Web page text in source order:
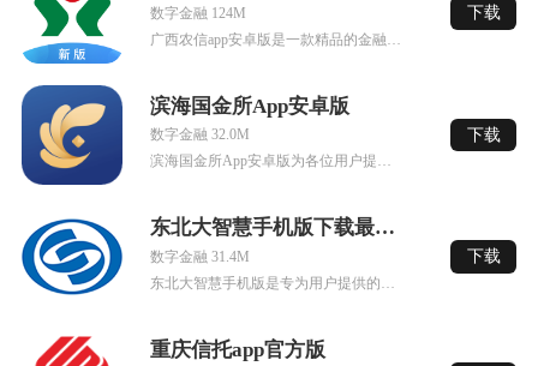
数字金融 124M
广西农信app安卓版是一款精品的金融支付平台，这款软件能够轻松无忧的进行金融支付，有着最为便捷的功能，强大的支付安全守护能力，让用户可以无忧的使用，是您掌上金融支付的最佳选择。
下载
滨海国金所App安卓版
数字金融 32.0M
滨海国金所App安卓版为各位用户提供专业优质的金融理财服务，滨海国金所的产品遵循保险资产风控标准，通过严格执行合作方准入来保障产品的优质性，严格的为各位客户把控投资的风险，让大家可以合理的进行资产的配...
下载
东北大智慧手机版下载最新版
数字金融 31.4M
东北大智慧手机版是专为用户提供的股票行情和证券资讯了解平台，各种市场最新动态都可以在这里及时了解，沪深市场、涨跌排行、新股申购等功能让用户更方便的进行投资，赶快下载使用试试看吧！
下载
重庆信托app官方版